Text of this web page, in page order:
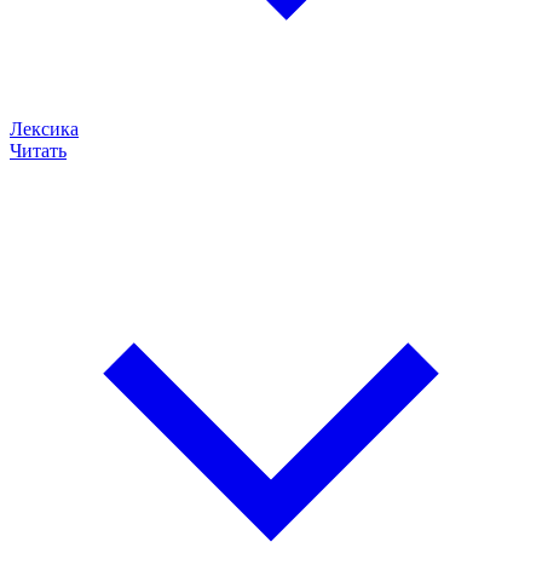
Лексика
Читать